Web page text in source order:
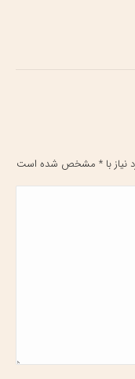
با * مشخص شده است